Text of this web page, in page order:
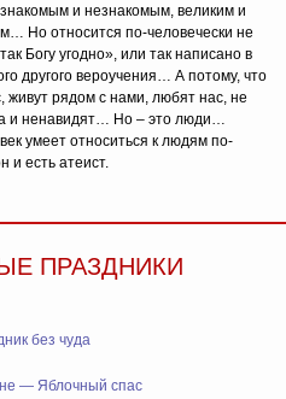
и незнакомым, великим и
Но относится по-человечески не
Богу угодно», или так написано в
другого вероучения… А потому, что
живут рядом с нами, любят нас, не
и ненавидят… Но – это люди…
умеет относиться к людям по-
и есть атеист.
ПРАЗДНИКИ
без чуда
— Яблочный спас